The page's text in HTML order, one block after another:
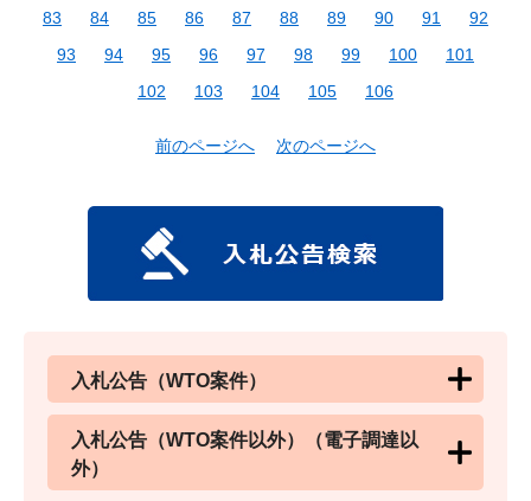
83
84 85 86 87 88 89 90 91
92
93
94 95 96 97 98 99 100
101
102
103 104 105 106
前のページへ 次のページへ
入札公告（WTO案件）
入札公告（WTO案件以外）（電子調達以
外）